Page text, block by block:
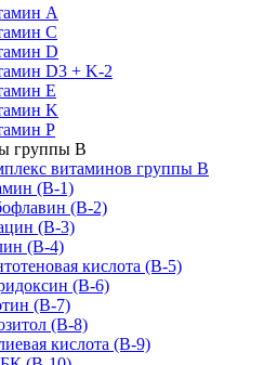
А
С
D
D3 + K-2
Е
K
P
группы B
витаминов группы В
(В-1)
(В-2)
(B-3)
(В-4)
кислота (B-5)
(B-6)
(B-7)
(B-8)
кислота (B-9)